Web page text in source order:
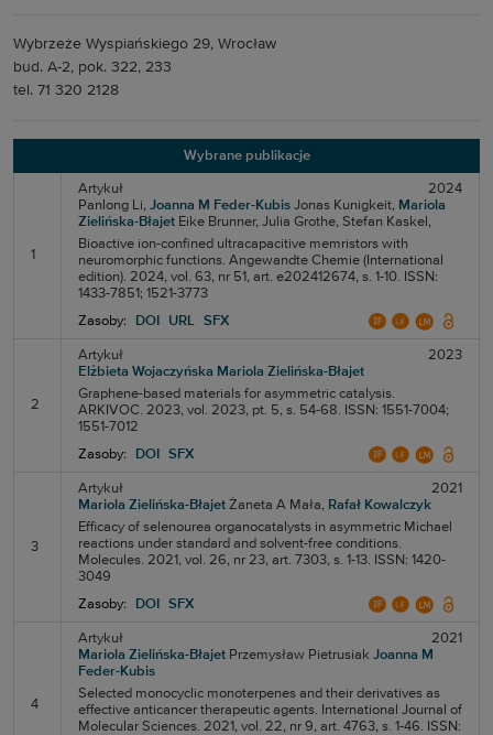
Wybrzeże Wyspiańskiego 29, Wrocław
bud. A-2, pok. 322, 233
tel. 71 320 2128
Wybrane publikacje
1
Artykuł
2024
Panlong Li, Joanna M Feder-Kubis Jonas Kunigkeit, Mariola
Zielińska-Błajet Eike Brunner, Julia Grothe, Stefan Kaskel,
Bioactive ion-confined ultracapacitive memristors with
neuromorphic functions. Angewandte Chemie (International
edition). 2024, vol. 63, nr 51, art. e202412674, s. 1-10. ISSN:
1433-7851; 1521-3773
Zasoby:
DOI URL SFX
2
Artykuł
2023
Elżbieta Wojaczyńska Mariola Zielińska-Błajet
Graphene-based materials for asymmetric catalysis.
ARKIVOC. 2023, vol. 2023, pt. 5, s. 54-68. ISSN: 1551-7004;
1551-7012
Zasoby:
DOI SFX
3
Artykuł
2021
Mariola Zielińska-Błajet Żaneta A Mała, Rafał Kowalczyk
Efficacy of selenourea organocatalysts in asymmetric Michael
reactions under standard and solvent-free conditions.
Molecules. 2021, vol. 26, nr 23, art. 7303, s. 1-13. ISSN: 1420-
3049
Zasoby:
DOI SFX
4
Artykuł
2021
Mariola Zielińska-Błajet Przemysław Pietrusiak Joanna M
Feder-Kubis
Selected monocyclic monoterpenes and their derivatives as
effective anticancer therapeutic agents. International Journal of
Molecular Sciences. 2021, vol. 22, nr 9, art. 4763, s. 1-46. ISSN: